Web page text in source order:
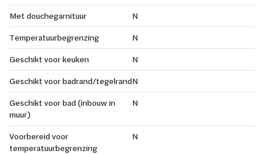
Met douchegarnituur
N
Temperatuurbegrenzing
N
Geschikt voor keuken
N
Geschikt voor badrand/tegelrandN
Geschikt voor bad (inbouw in
muur)
N
Voorbereid voor
temperatuurbegrenzing
N